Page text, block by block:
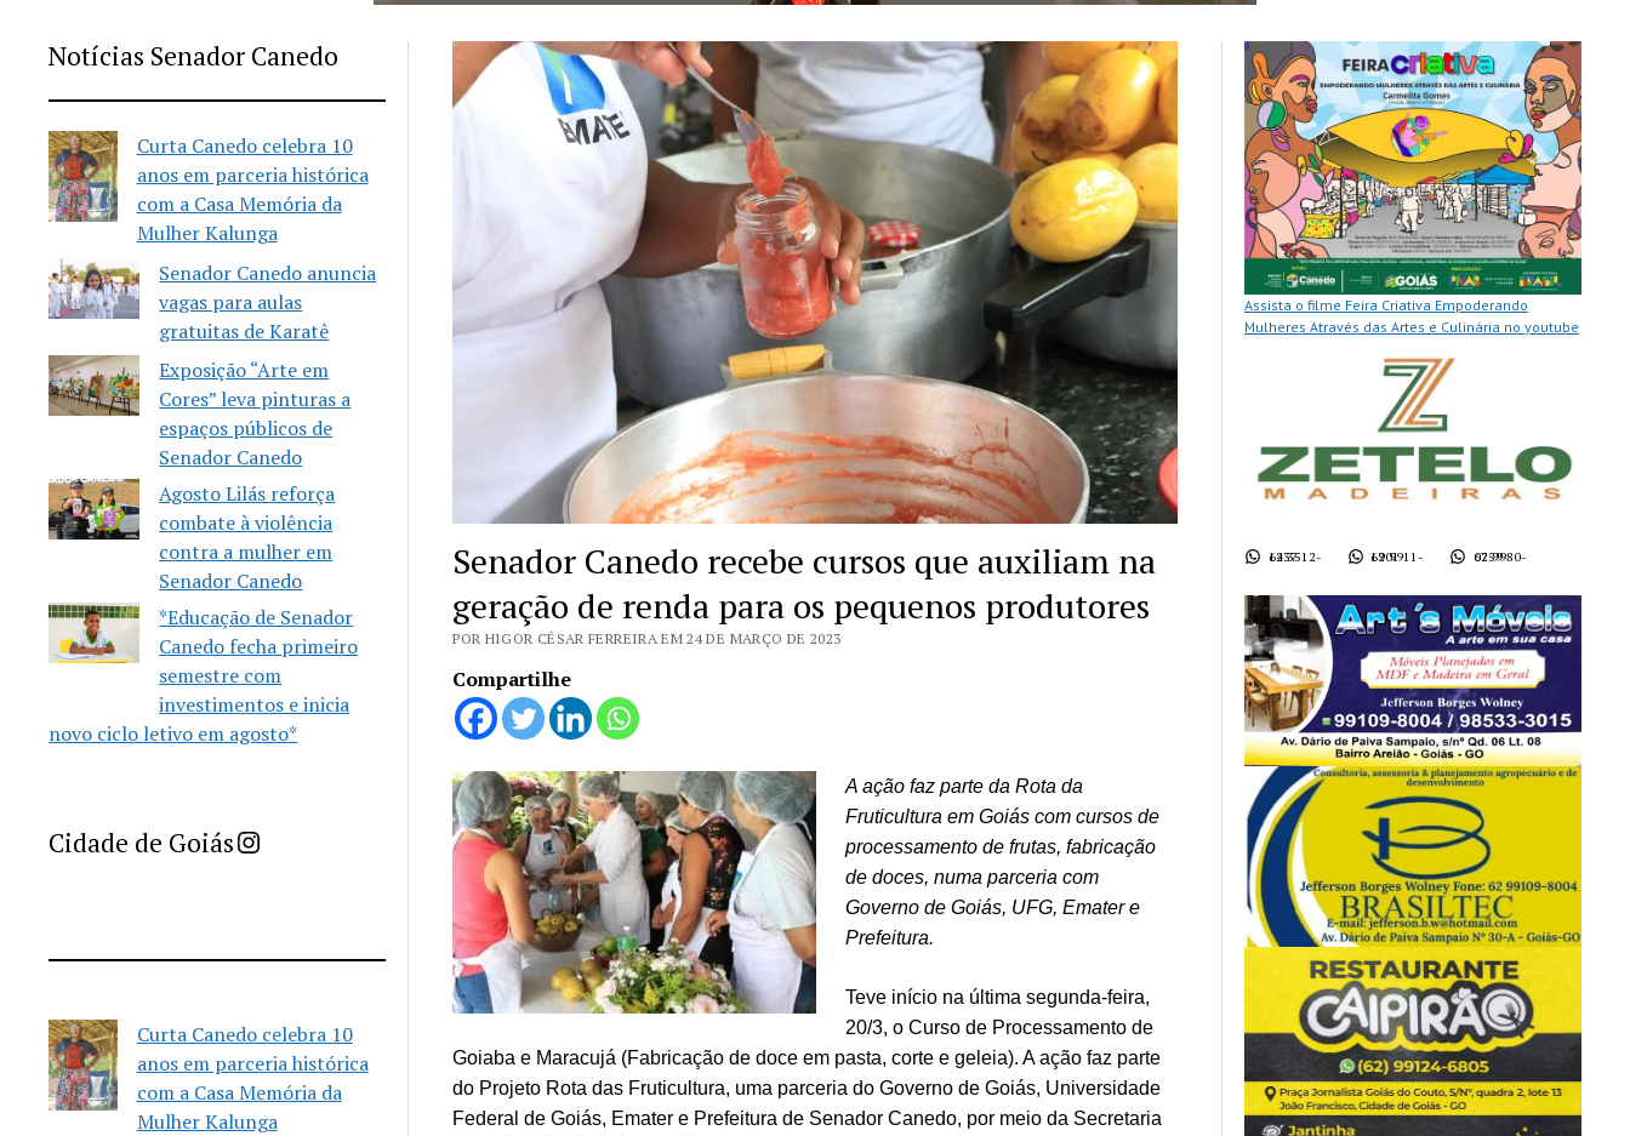
Notícias Senador Canedo
Curta Canedo celebra 10
anos em parceria histórica
com a Casa Memória da
Mulher Kalunga
Senador Canedo anuncia
vagas para aulas
gratuitas de Karatê
Exposição “Arte em
Cores” leva pinturas a
espaços públicos de
Senador Canedo
Agosto Lilás reforça
combate à violência
contra a mulher em
Senador Canedo
*Educação de Senador
Canedo fecha primeiro
semestre com
investimentos e inicia
novo ciclo letivo em agosto*
Cidade de GoiásImprensa Criativa da Cidade de Goiás
Curta Canedo celebra 10
anos em parceria histórica
com a Casa Memória da
Mulher Kalunga
Senador Canedo recebe cursos que auxiliam na
geração de renda para os pequenos produtores
POR HIGOR CÉSAR FERREIRA EM 24 DE MARÇO DE 2023
Compartilhe
A ação faz parte da Rota da
Fruticultura em Goiás com cursos de
processamento de frutas, fabricação
de doces, numa parceria com
Governo de Goiás, UFG, Emater e
Prefeitura.
Teve início na última segunda-feira,
20/3, o Curso de Processamento de
Goiaba e Maracujá (Fabricação de doce em pasta, corte e geleia). A ação faz parte
do Projeto Rota das Fruticultura, uma parceria do Governo de Goiás, Universidade
Federal de Goiás, Emater e Prefeitura de Senador Canedo, por meio da Secretaria
Assista o filme Feira Criativa Empoderando
Mulheres Através das Artes e Culinária no youtube
62 3512-1437 62 9911-1901 62 9980-0759